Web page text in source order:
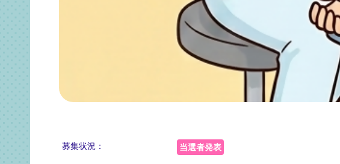
募集状況： 当選者発表